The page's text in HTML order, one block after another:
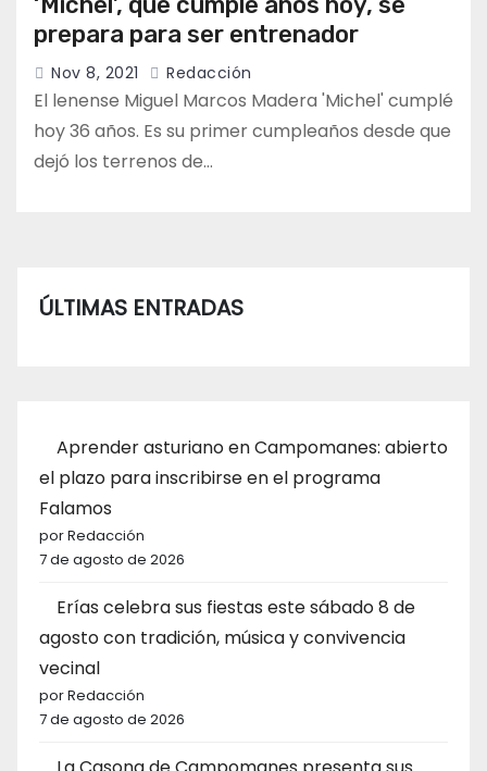
prepara para ser entrenador
Nov 8, 2021 Redacción
El lenense Miguel Marcos Madera 'Michel' cumplé
hoy 36 años. Es su primer cumpleaños desde que
dejó los terrenos de…
ÚLTIMAS ENTRADAS
Aprender asturiano en Campomanes: abierto
el plazo para inscribirse en el programa
Falamos
por Redacción
7 de agosto de 2026
Erías celebra sus fiestas este sábado 8 de
agosto con tradición, música y convivencia
vecinal
por Redacción
7 de agosto de 2026